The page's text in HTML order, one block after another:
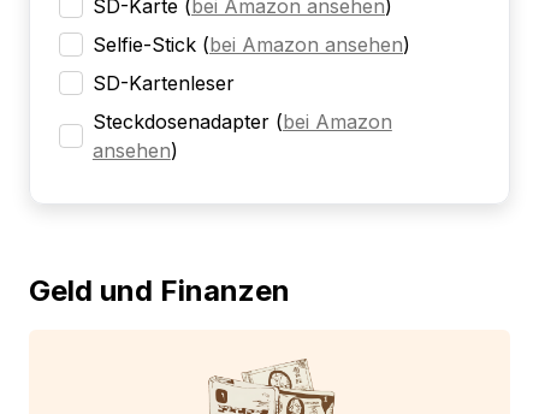
SD-Karte (bei Amazon ansehen)
Selfie-Stick (bei Amazon ansehen)
SD-Kartenleser
Steckdosenadapter (bei Amazon
ansehen)
Geld und Finanzen